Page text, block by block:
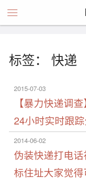
标签： 快递
2015-07-03
【暴力快递调
24小时实时跟
2014-06-02
伪装快递打电
标住址大家觉得